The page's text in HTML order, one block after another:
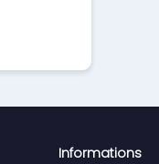
Informations